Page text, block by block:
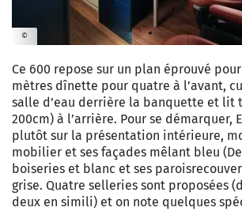
©
Ce 600 repose sur un plan éprouvé
mètres dînette pour quatre à l’avant,
salle d’eau derrière la banquette et lit
200cm) à l’arrière. Pour se démarquer,
plutôt sur la présentation intérieure,
mobilier et ses façades mêlant bleu
boiseries et blanc et ses
grise. Quatre selleries sont proposées
deux en simili) et on note quelques